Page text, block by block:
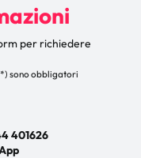
per richiedere
sono obbligatori
401626